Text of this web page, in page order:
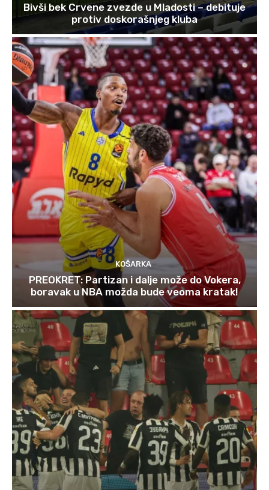
Bivši bek Crvene zvezde u Mladosti – debituje
protiv doskorašnjeg kluba
KOŠARKA
PREOKRET: Partizan i dalje može do Vokera,
boravak u NBA možda bude veoma kratak!